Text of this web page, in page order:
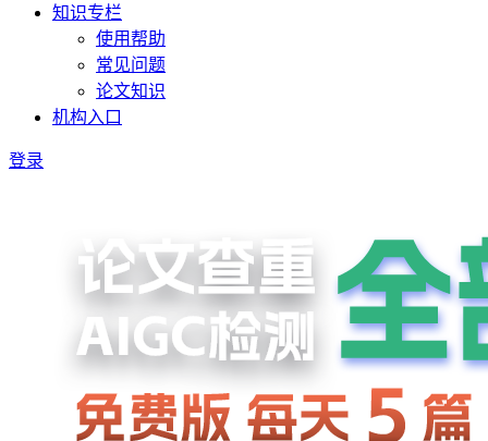
知识专栏
使用帮助
常见问题
论文知识
机构入口
登录